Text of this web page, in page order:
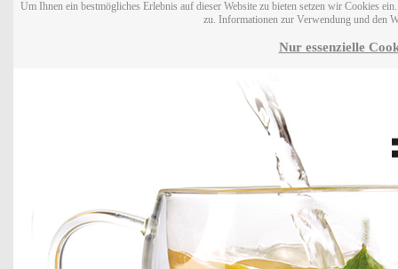
Um Ihnen ein bestmögliches Erlebnis auf dieser Website zu bieten setzen wir Cookies
zu. Informationen zur Verwendung und den
Nur essenzielle